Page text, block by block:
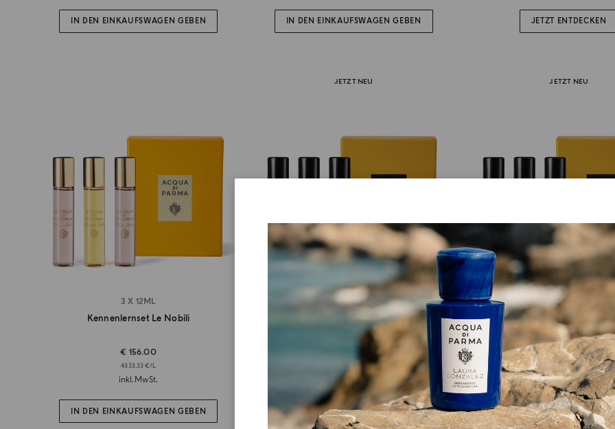
IN DEN EINKAUFSWAGEN GEBEN IN DEN EINKAUFSWAGEN GEBEN JETZT ENTDECKEN
3 X 12ML
Kennenlernset Le Nobili
€ 156.00
4333.33 €/L
inkl.MwSt.
IN DEN EINKAUFSWAGEN GEBEN
JETZT NEU
SIGNATURES OF THE SUN
Signatures Of The Sun Probierset
4333.33 €/L
inkl.MwSt.
IN DEN EINKAUFSWAGEN GEBEN
JETZT NEU
SIGNATURES OF THE
Signatures Of The Sun
€ 165.00
4583.33 €/L
inkl.MwSt.
IN DEN EINKAUFSWAGEN